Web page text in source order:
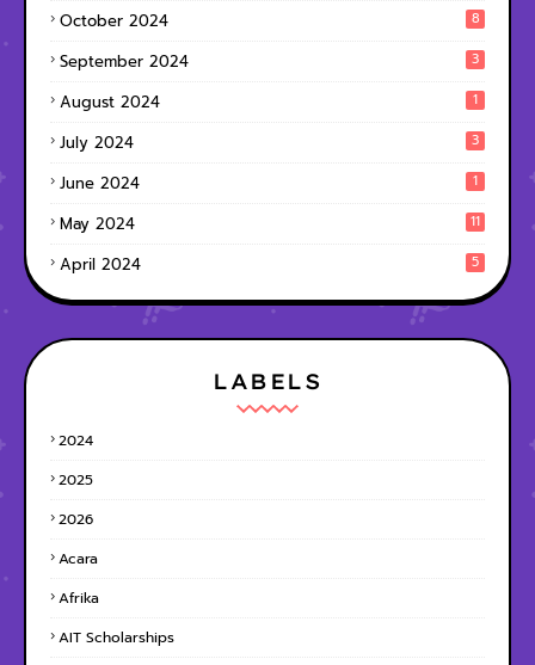
October 2024 8
September 2024 3
August 2024 1
July 2024 3
June 2024 1
May 2024 11
April 2024 5
LABELS
2024
2025
2026
Acara
Afrika
AIT Scholarships